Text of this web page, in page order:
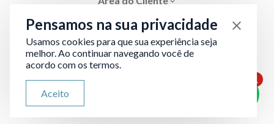
Área restrita 1
Pensamos na sua privacidade
Usamos cookies para que sua experiência seja
melhor. Ao continuar navegando você de
acordo com os termos.
Aceito